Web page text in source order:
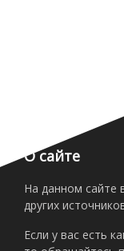
О сайте
На данном сайте
других
Если у вас есть